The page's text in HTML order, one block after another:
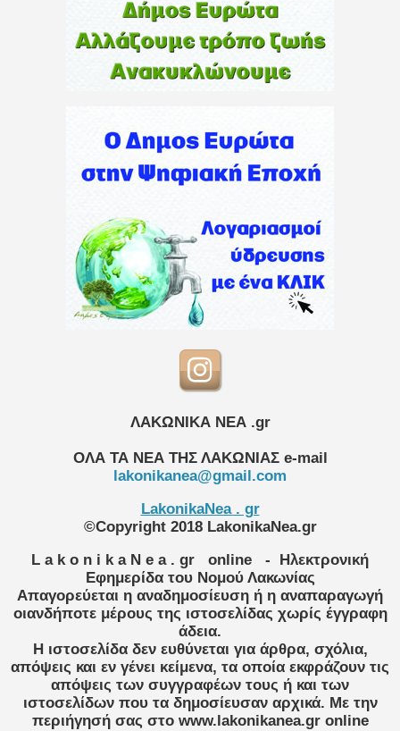
ΛΑΚΩΝΙΚΑ ΝΕΑ .gr
ΟΛΑ ΤΑ ΝΕΑ ΤΗΣ ΛΑΚΩΝΙΑΣ e-mail
lakonikanea@gmail.com
LakonikaNea . gr
©Copyright 2018 LakonikaNea.gr
L a k o n i k a N e a . gr
online
- Ηλεκτρονική
Εφημερίδα του Νομού Λακωνίας
Απαγορεύεται η αναδημοσίευση ή η αναπαραγωγή
οιανδήποτε μέρους της ιστοσελίδας χωρίς έγγραφη
άδεια.
Η ιστοσελίδα δεν ευθύνεται για άρθρα, σχόλια,
απόψεις και εν γένει κείμενα, τα οποία εκφράζουν τις
απόψεις των συγγραφέων τους ή και των
ιστοσελίδων που τα δημοσίευσαν αρχικά. Με την
περιήγησή σας στο www.lakonikanea.gr online